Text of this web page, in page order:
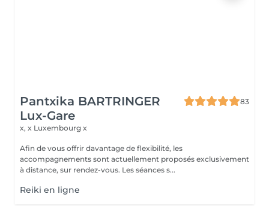
Pantxika BARTRINGER
Lux-Gare
83
x, x Luxembourg x
Afin de vous offrir davantage de flexibilité, les
accompagnements sont actuellement proposés exclusivement
à distance, sur rendez-vous. Les séances s...
Reiki en ligne